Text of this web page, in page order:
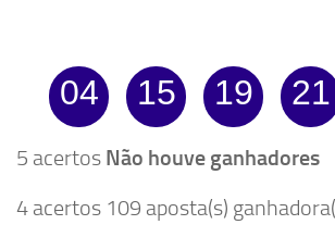
04 15 19 21
5 acertos Não houve ganhadores
4 acertos 109 aposta(s)